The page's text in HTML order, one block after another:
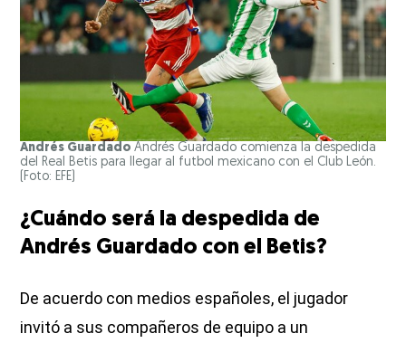
Andrés GuardadoAndrés Guardado comienza la despedida
del Real Betis para llegar al futbol mexicano con el Club León.
(Foto: EFE)
¿Cuándo será la despedida de
Andrés Guardado con el Betis?
De acuerdo con medios españoles, el jugador
invitó a sus compañeros de equipo a un